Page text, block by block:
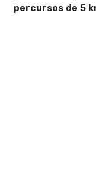
percursos de 5